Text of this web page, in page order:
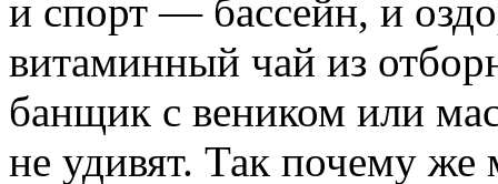
и спорт — бассейн, и
витаминный чай из
банщик с веником или
не удивят. Так почему